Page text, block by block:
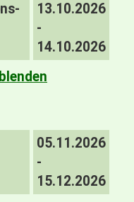
13.10.2026
-
14.10.2026
05.11.2026
-
15.12.2026